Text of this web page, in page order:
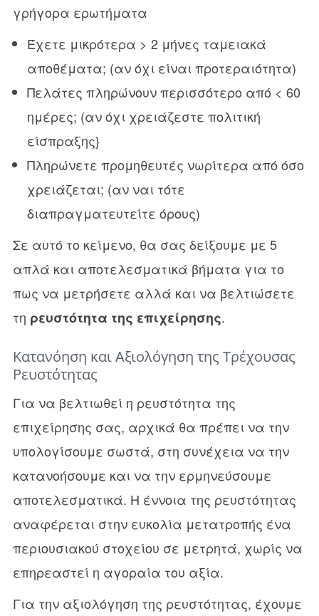
γρήγορα ερωτήματα
Έχετε μικρότερα > 2 μήνες ταμειακά
αποθέματα; (αν όχι είναι προτεραιότητα)
Πελάτες πληρώνουν περισσότερο από < 60
ημέρες; (αν όχι χρειάζεστε πολιτική
είσπραξης}
Πληρώνετε προμηθευτές νωρίτερα από όσο
χρειάζεται; (αν ναι τότε
διαπραγματευτείτε όρους)
Σε αυτό το κείμενο, θα σας δείξουμε με 5
απλά και αποτελεσματικά βήματα για το
πως να μετρήσετε αλλά και να βελτιώσετε
τη ρευστότητα της επιχείρησης.
Κατανόηση και Αξιολόγηση της Τρέχουσας
Ρευστότητας
Για να βελτιωθεί η ρευστότητα της
επιχείρησης σας, αρχικά θα πρέπει να την
υπολογίσουμε σωστά, στη συνέχεια να την
κατανοήσουμε και να την ερμηνεύσουμε
αποτελεσματικά. Η έννοια της ρευστότητας
αναφέρεται στην ευκολία μετατροπής ένα
περιουσιακού στοχείου σε μετρητά, χωρίς να
επηρεαστεί η αγοραία του αξία.
Για την αξιολόγηση της ρευστότητας, έχουμε